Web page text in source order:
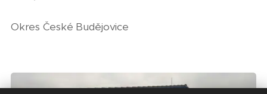
Okres České Budějovice